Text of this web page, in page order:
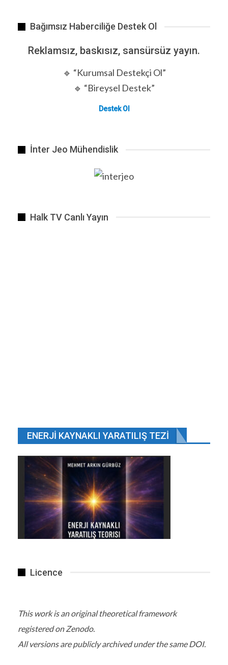
Bağımsız Haberciliğe Destek Ol
Reklamsız, baskısız, sansürsüz yayın.
🔹 “Kurumsal Destekçi Ol”
🔹 “Bireysel Destek”
Destek Ol
İnter Jeo Mühendislik
Halk TV Canlı Yayın
ENERJI KAYNAKLI YARATILIŞ TEZI
Licence
This work is an original theoretical framework
registered on Zenodo.
All versions are publicly archived under the same DOI.